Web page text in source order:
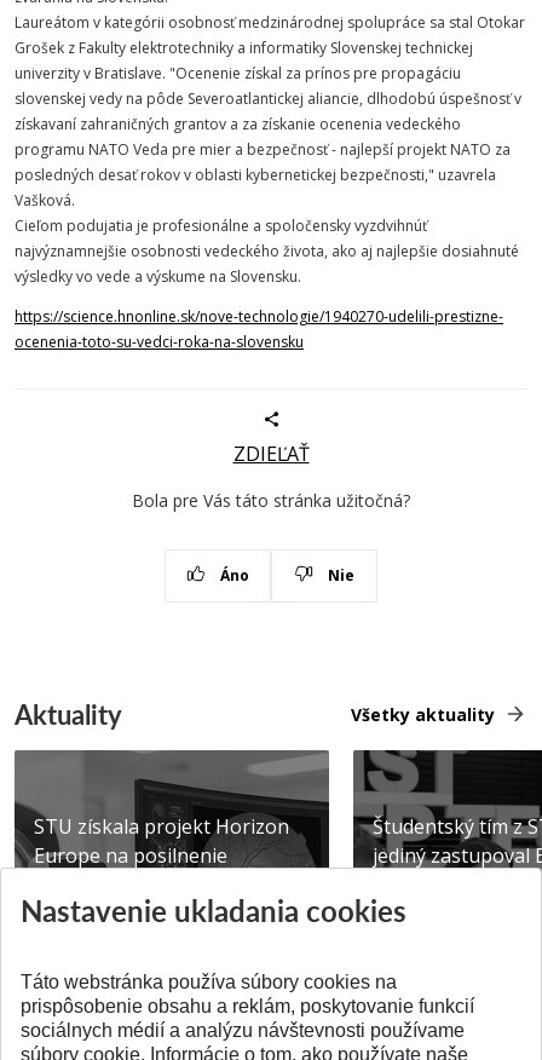
Laureátom v kategórii osobnosť medzinárodnej spolupráce sa stal Otokar
Grošek z Fakulty elektrotechniky a informatiky Slovenskej technickej
univerzity v Bratislave. "Ocenenie získal za prínos pre propagáciu
slovenskej vedy na pôde Severoatlantickej aliancie, dlhodobú úspešnosť v
získavaní zahraničných grantov a za získanie ocenenia vedeckého
programu NATO Veda pre mier a bezpečnosť - najlepší projekt NATO za
posledných desať rokov v oblasti kybernetickej bezpečnosti," uzavrela
Vašková.
Cieľom podujatia je profesionálne a spoločensky vyzdvihnúť
najvýznamnejšie osobnosti vedeckého života, ako aj najlepšie dosiahnuté
výsledky vo vede a výskume na Slovensku.
https://science.hnonline.sk/nove-technologie/1940270-udelili-prestizne-
ocenenia-toto-su-vedci-roka-na-slovensku
ZDIEĽAŤ
Bola pre Vás táto stránka užitočná?
Áno Nie
Aktuality Všetky aktuality
STU získala projekt Horizon
Europe na posilnenie
Publikované 31.07.2026
Študentský tím z
jediný zastupoval
Publikované
Nastavenie ukladania cookies
Táto webstránka používa súbory cookies na
prispôsobenie obsahu a reklám, poskytovanie funkcií
sociálnych médií a analýzu návštevnosti používame
súbory cookie. Informácie o tom, ako používate naše